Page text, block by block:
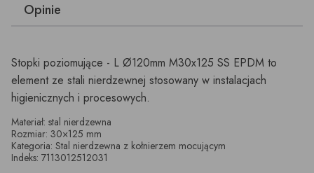
Opinie
Stopki poziomujące - L Ø120mm M30x125 SS EPDM to
element ze stali nierdzewnej stosowany w instalacjach
higienicznych i procesowych.
Materiał: stal nierdzewna
Rozmiar: 30×125 mm
Kategoria: Stal nierdzewna z kołnierzem mocującym
Indeks: 7113012512031